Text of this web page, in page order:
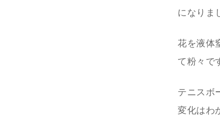
になりま
花を液体
て粉々で
テニスボ
変化はわ